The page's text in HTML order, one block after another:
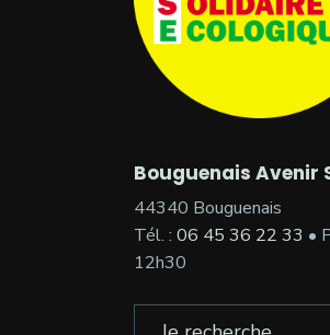
Bouguenais Avenir
44340 Bouguenais
Tél. : 06 45 36 22 33 •
12h30